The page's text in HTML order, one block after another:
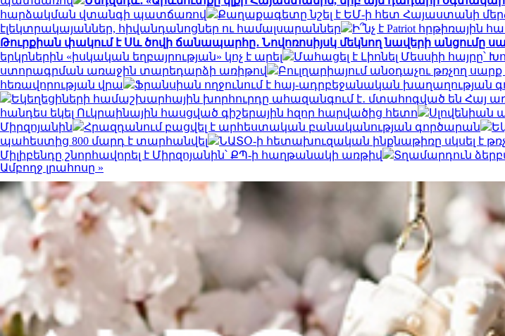
հարձակման վտանգի պատճառով
Քաղաքագետը նշել է ԵՄ-ի հետ Հայաստանի
էլեկտրակայաններ, հիվանդանոցներ ու համալսարաններ
Ի՞նչ է Patriot
Թուրքիան փակում է Սև ծովի ճանապարհը․ Նովոռոսիյսկ մեկնող նավերի անցումը
երկրներին «իսկական եղբայրության» կոչ է արել
Մահացել է Լիոնել Մեսսիի հայրը՝
ստորագրման առաջին տարեդարձի առիթով
Բուլղարիայում անօդաչու թռչող
հեռավորության վրա
Ֆրանսիան ողջունում է հայ-ադրբեջանական խաղաղության
Եկեղեցիների համաշխարհային խորհուրդը ահազանգում է․ մտահոգված են Հայ
հանդես եկել Ուկրաինային հասցված գիշերային հզոր հարվածից հետո
Սլովենիան
Միրզոյանին
Հրազդանում բացվել է արհեստական բանականության գործարան
պահեստից 800 մարդ է տարհանվել
ՆԱՏՕ-ի հետախուզական ինքնաթիռը սկսել է
Միլիբենդը շնորհավորել է Միրզոյանին՝ ՔՊ-ի հաղթանակի առթիվ
Տղամարդուն
Ամբողջ լրահոսը »